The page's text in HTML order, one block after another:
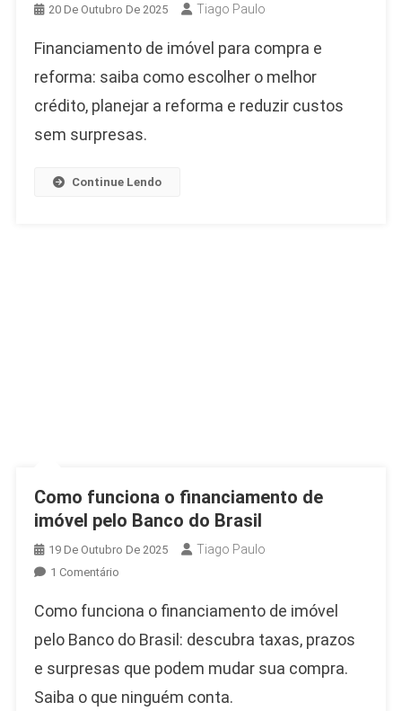
20 De Outubro De 2025 Tiago Paulo
Financiamento de imóvel para compra e
reforma: saiba como escolher o melhor
crédito, planejar a reforma e reduzir custos
sem surpresas.
Continue Lendo
Como funciona o financiamento de
imóvel pelo Banco do Brasil
19 De Outubro De 2025 Tiago Paulo
1 Comentário
Funciona
O
De
Imóvel
Como funciona o financiamento de imóvel
pelo Banco do Brasil: descubra taxas, prazos
e surpresas que podem mudar sua compra.
Saiba o que ninguém conta.